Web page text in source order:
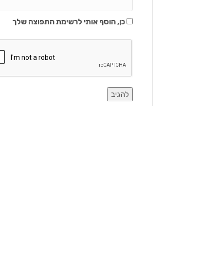
כן, הוסף אותי לרשימת התפוצה שלך